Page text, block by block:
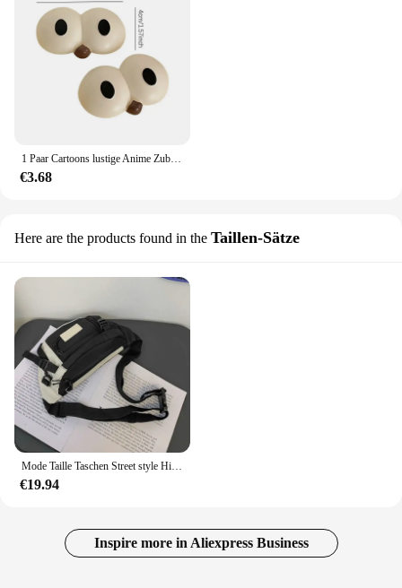
1 Paar Cartoons lustige Anime Zubehör lustige große Auge DIY Dekoration Schuhs chnalle Schnalle Schuh Blume Schnalle
€3.68
Here are the products found in the Taillen-Sätze
Mode Taille Taschen Street style Hip hop Damen Taille packs Gürtel Taschen Große kapazität Crossbody Brust Taschen Unisex Nylon Fanny pack
€19.94
Inspire more in Aliexpress Business